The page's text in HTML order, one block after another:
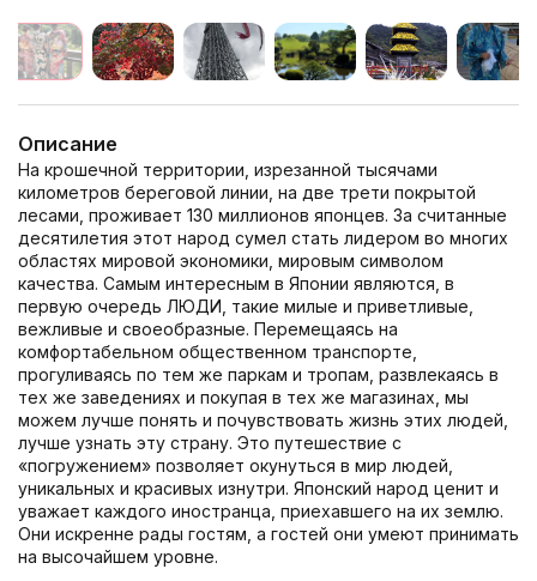
Описание
На крошечной территории, изрезанной тысячами
километров береговой линии, на две трети покрытой
лесами, проживает 130 миллионов японцев. За считанные
десятилетия этот народ сумел стать лидером во многих
областях мировой экономики, мировым символом
качества. Самым интересным в Японии являются, в
первую очередь ЛЮДИ, такие милые и приветливые,
вежливые и своеобразные. Перемещаясь на
комфортабельном общественном транспорте,
прогуливаясь по тем же паркам и тропам, развлекаясь в
тех же заведениях и покупая в тех же магазинах, мы
можем лучше понять и почувствовать жизнь этих людей,
лучше узнать эту страну. Это путешествие с
«погружением» позволяет окунуться в мир людей,
уникальных и красивых изнутри. Японский народ ценит и
уважает каждого иностранца, приехавшего на их землю.
Они искренне рады гостям, а гостей они умеют принимать
на высочайшем уровне.